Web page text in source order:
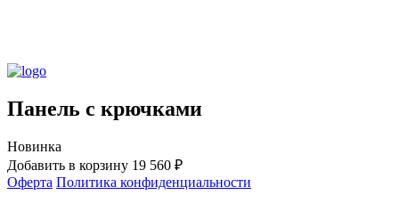
Панель с крючками
Новинка
Добавить в корзину 19 560 ₽
Оферта Политика конфиденциальности